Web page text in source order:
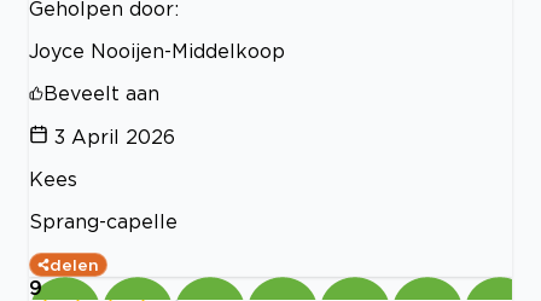
Geholpen door:
Joyce Nooijen-Middelkoop
Beveelt aan
3 April 2026
Kees
Sprang-capelle
delen
9